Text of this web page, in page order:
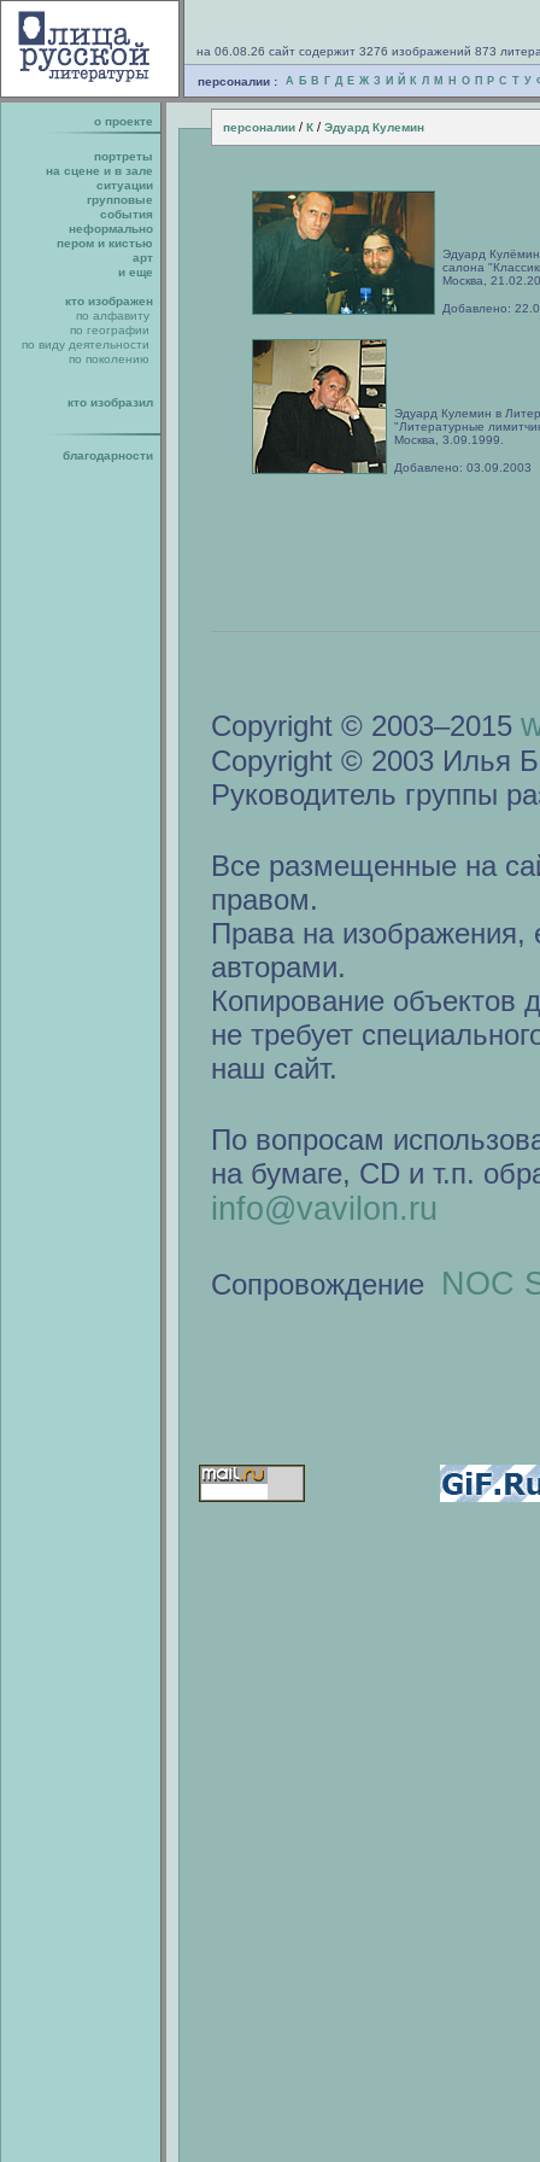
на 06.08.26 сайт содержит 3276 изображений 873
персоналии : А Б В Г Д Е Ж З И Й К Л М Н О П Р С Т У
о проекте персоналии / К / Эдуард Кулемин
портреты
на сцене и в зале
ситуации
групповые
события
неформально
пером и кистью
арт
и еще
кто изображен
по алфавиту
по географии
по виду деятельности
по поколению
кто изобразил
благодарности
Эдуард
салона
Москва,
Добавлено:
Эдуард Кулемин в
"Литературные
Москва, 3.09.1999.
Добавлено: 03.09.2003
Copyright © 2003–2015
Copyright © 2003 Илья
Руководитель группы
Все размещенные на
правом.
Права на изображения,
авторами.
Копирование объектов
не требует
наш сайт.
По вопросам
на бумаге, CD и т.п.
info@vavilon.ru
Сопровождение NOC